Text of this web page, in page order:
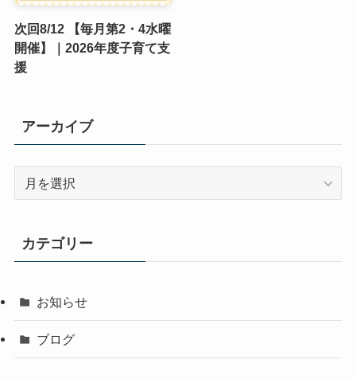
次回8/12 【毎月第2・4水曜
開催】｜2026年度子育て支
援
アーカイブ
ブ
カテゴリー
お知らせ
ブログ